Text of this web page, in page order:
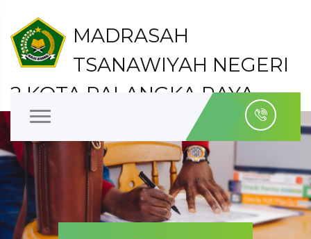
MADRASAH
TSANAWIYAH NEGERI
2 KOTA PALANGKA RAYA
Kelurahan Bukit Tunggal Kecamatan Jekan Raya